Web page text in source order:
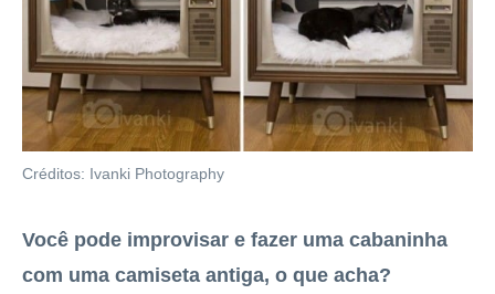
Créditos: Ivanki Photography
Você pode improvisar e fazer uma cabaninha
com uma camiseta antiga, o que acha?